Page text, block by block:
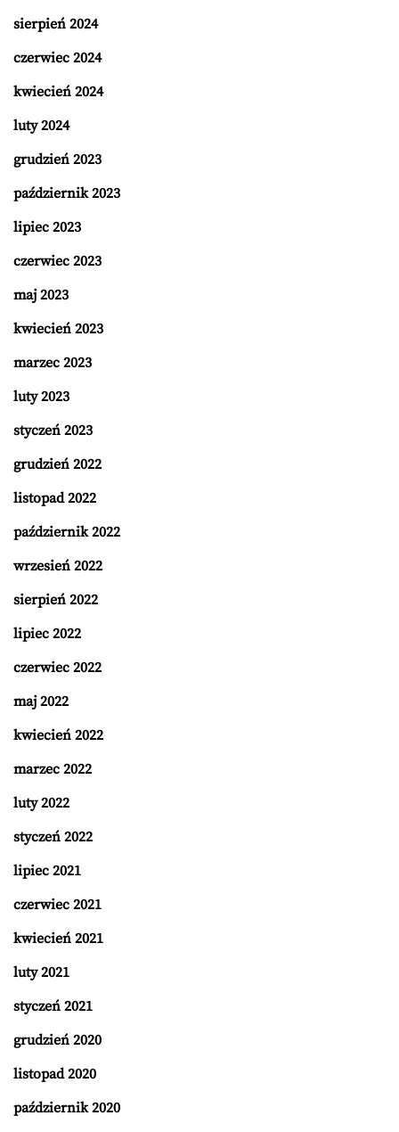
sierpień 2024
czerwiec 2024
kwiecień 2024
luty 2024
grudzień 2023
październik 2023
lipiec 2023
czerwiec 2023
maj 2023
kwiecień 2023
marzec 2023
luty 2023
styczeń 2023
grudzień 2022
listopad 2022
październik 2022
wrzesień 2022
sierpień 2022
lipiec 2022
czerwiec 2022
maj 2022
kwiecień 2022
marzec 2022
luty 2022
styczeń 2022
lipiec 2021
czerwiec 2021
kwiecień 2021
luty 2021
styczeń 2021
grudzień 2020
listopad 2020
październik 2020